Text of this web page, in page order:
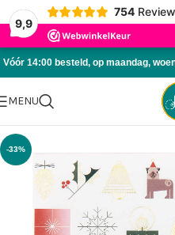
9,9
754
Skip to navigation
Skip to main content
Vóór 14:00 besteld, op maandag,
MENU
-33%